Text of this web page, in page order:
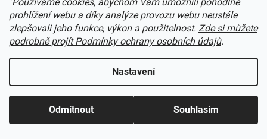
prohlížení webu a díky analýze provozu webu neustále
zlepšovali jeho funkce, výkon a použitelnost. Zde si můžete
podrobně projít Podmínky ochrany osobních údajů.
Nastavení
Odmítnout Souhlasím
H0 - přípojný vůz Btax 010 515 ČD červeno-krémový /
MTBBTAX010515
Čeká se na další sérii
1 790 Kč Do košíku
Nová série